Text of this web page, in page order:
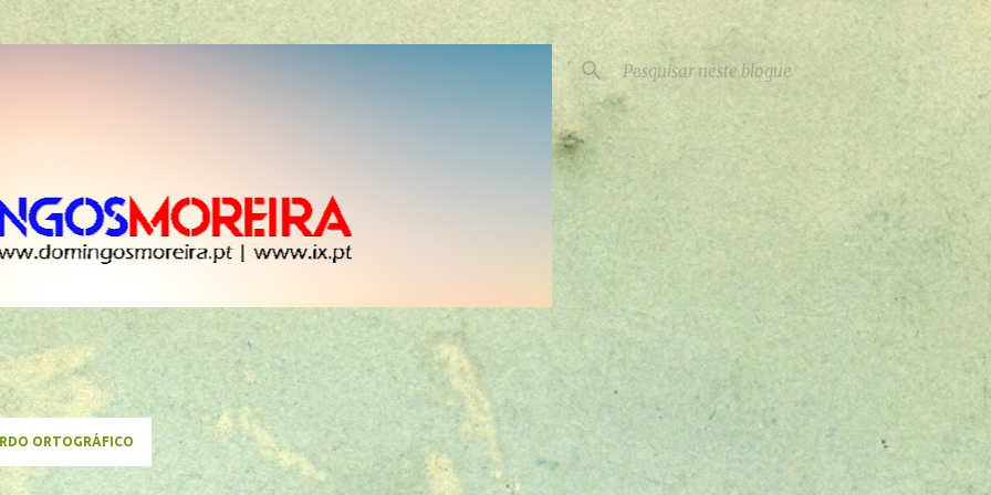
Avançar para o conteúdo principal
ORTOGRÁFICO